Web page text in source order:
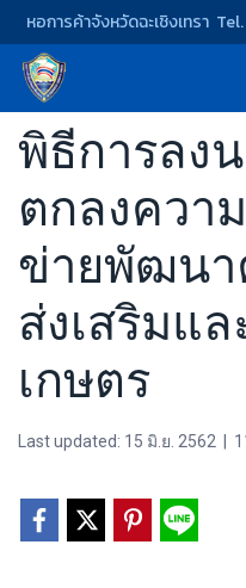
หอการค้าจังหวัดฉะเชิงเทรา
พิธีการลง
ตกลงควา
ข่ายพัฒนา
ส่งเสริมแ
เกษตร
Last updated: 15 มิ.ย. 2562